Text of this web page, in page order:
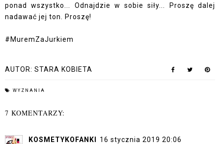
ponad wszystko... Odnajdzie w sobie siły... Proszę dalej
nadawać jej ton. Proszę!
#MuremZaJurkiem
AUTOR: STARA KOBIETA
WYZNANIA
7 KOMENTARZY:
KOSMETYKOFANKI
16 stycznia 2019 20:06